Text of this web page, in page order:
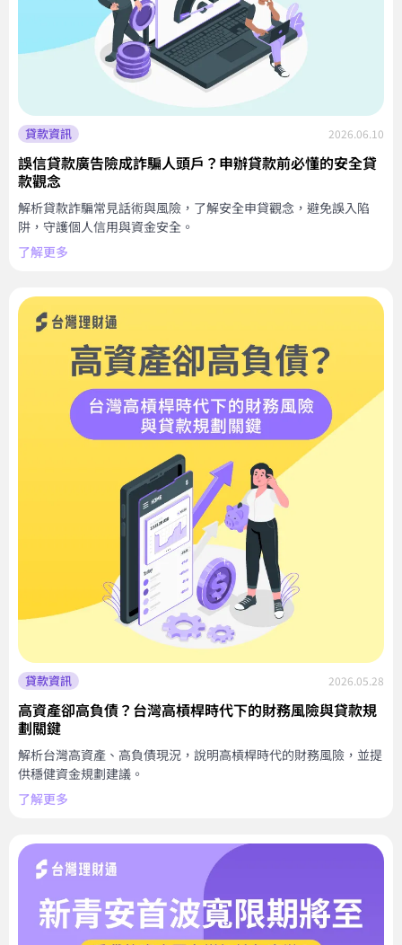
貸款資訊 2026.06.10
誤信貸款廣告險成詐騙人頭戶？申辦貸款前必懂的安全貸
款觀念
解析貸款詐騙常見話術與風險，了解安全申貸觀念，避免誤入陷
阱，守護個人信用與資金安全。
了解更多
貸款資訊 2026.05.28
高資產卻高負債？台灣高槓桿時代下的財務風險與貸款規
劃關鍵
解析台灣高資產、高負債現況，說明高槓桿時代的財務風險，並提
供穩健資金規劃建議。
了解更多